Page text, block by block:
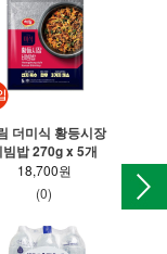
더미식 황등시장
빔밥 270g x 5개
18,700원
(0)